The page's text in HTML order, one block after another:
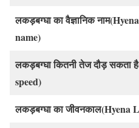
लकड़बग्घा का वैज्ञानिक
name)
लकड़बग्घा कितनी तेज दौड़ सकता
speed)
लकड़बग्घा का जीवनकाल(Hyena